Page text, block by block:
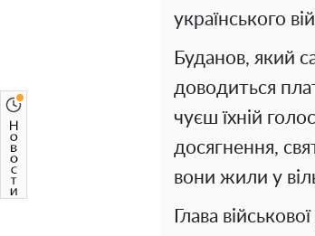
українського
Буданов, який
доводиться
чуєш їхній
досягнення,
вони жили у
Глава